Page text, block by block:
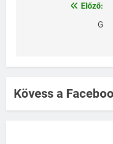
BejegyzésElőző:
G
Kövess a